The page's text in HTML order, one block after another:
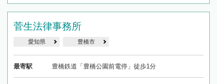
菅生法律事務所
愛知県 豊橋市
最寄駅 豊橋鉄道「豊橋公園前電停」徒歩1分